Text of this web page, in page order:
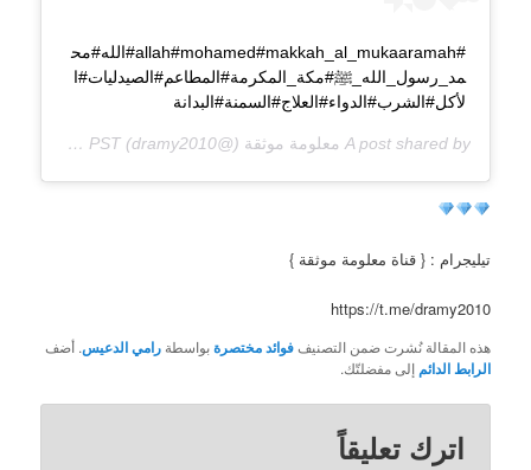
#allah#mohamed#makkah_al_mukaaramah#الله#مح
مد_رسول_الله_ﷺ#مكة_المكرمة#المطاعم#الصيدليات#ا
لأكل#الشرب#الدواء#العلاج#السمنة#البدانة
A post shared by معلومة موثقة (@dramy2010) on
Feb 18, 2020 at 10:22pm PST
تيليجرام : { قناة معلومة موثقة }
https://t.me/dramy2010
هذه المقالة نُشرت ضمن التصنيففوائد مختصرةبواسطةرامي الدعيس. أضف
الرابط الدائم إلى مفضلتّك.
اترك تعليقاً